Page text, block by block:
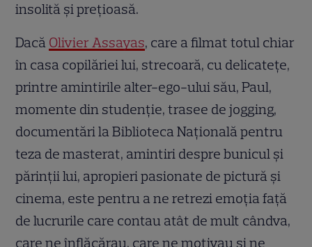
insolită și prețioasă.
Dacă Olivier Assayas, care a filmat totul chiar
în casa copilăriei lui, strecoară, cu delicatețe,
printre amintirile alter-ego-ului său, Paul,
momente din studenție, trasee de jogging,
documentări la Biblioteca Națională pentru
teza de masterat, amintiri despre bunicul și
părinții lui, apropieri pasionate de pictură și
cinema, este pentru a ne retrezi emoția față
de lucrurile care contau atât de mult cândva,
care ne înflăcărau, care ne motivau și ne